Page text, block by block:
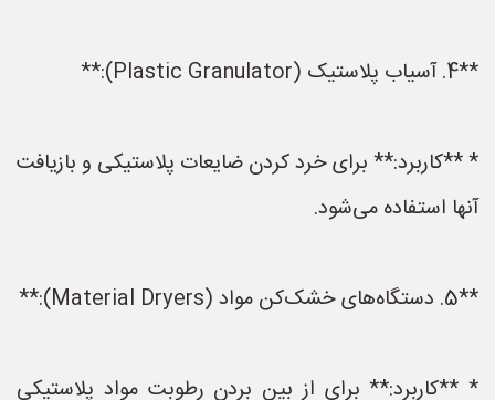
**4. آسیاب پلاستیک (Plastic Granulator):**
* **کاربرد:** برای خرد کردن ضایعات پلاستیکی و بازیافت
آنها استفاده می‌شود.
**5. دستگاه‌های خشک‌کن مواد (Material Dryers):**
* **کاربرد:** برای از بین بردن رطوبت مواد پلاستیکی